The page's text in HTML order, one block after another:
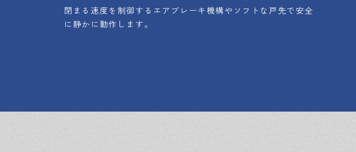
閉まる速度を制御するエアブレーキ機構やソフトな戸先で安全
に静かに動作します。